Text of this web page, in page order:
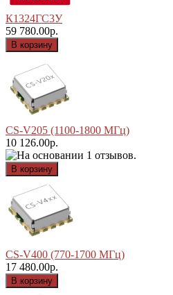
К1324ГС3У
59 780.00р.
CS-V205 (1100-1800 МГц)
10 126.00р.
CS-V400 (770-1700 МГц)
17 480.00р.